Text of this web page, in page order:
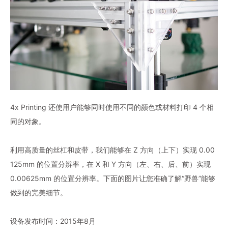
4x Printing 还使用户能够同时使用不同的颜色或材料打印 4 个相
同的对象。
利用高质量的丝杠和皮带，我们能够在 Z 方向（上下）实现 0.00
125mm 的位置分辨率，在 X 和 Y 方向（左、右、后、前）实现
0.00625mm 的位置分辨率。下面的图片让您准确了解“野兽”能够
做到的完美细节。
设备发布时间：2015年8月